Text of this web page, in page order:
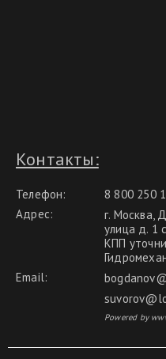
Контакты:
Телефон:
8 800 250
Адрес:
г. Москва,
улица д. 1
КПП
Email:
Powered by